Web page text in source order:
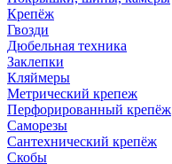
Крепёж
Гвозди
Дюбельная техника
Заклепки
Кляймеры
Метрический крепеж
Перфорированный крепёж
Саморезы
Сантехнический крепёж
Скобы